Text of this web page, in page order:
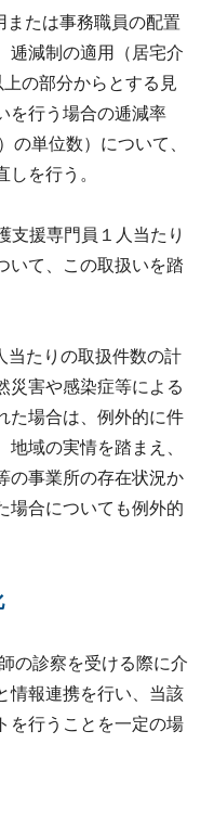
または事務職員の配置
逓減制の適用（居宅介
の部分からとする見
を行う場合の逓減率
の単位数）について、
しを行う。
支援専門員１人当たり
いて、この取扱いを踏
当たりの取扱件数の計
災害や感染症等による
た場合は、例外的に件
域の実情を踏まえ、
の事業所の存在状況か
場合についても例外的
の診察を受ける際に介
情報連携を行い、当該
を行うことを一定の場